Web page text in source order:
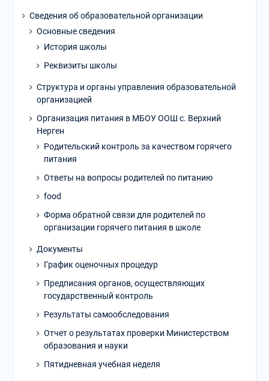
Сведения об образовательной организации
Основные сведения
История школы
Реквизиты школы
Структура и органы управления образовательной
организацией
Организация питания в МБОУ ООШ с. Верхний
Нерген
Родительский контроль за качеством горячего
питания
Ответы на вопросы родителей по питанию
food
Форма обратной связи для родителей по
организации горячего питания в школе
Документы
График оценочных процедур
Предписания органов, осуществляющих
государственный контроль
Результаты самообследования
Отчет о результатах проверки Министерством
образования и науки
Пятидневная учебная неделя